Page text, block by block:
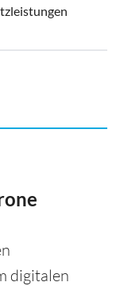
digitalen